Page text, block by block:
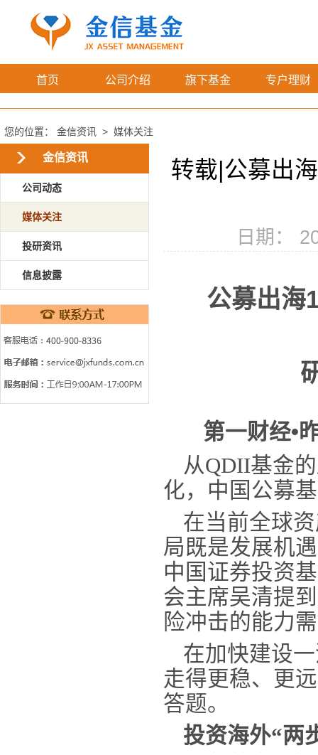
首页 公司介绍 旗下基金 专户理财
您的位置： 金信资讯 > 媒体关注
金信资讯
公司动态
媒体关注
投研资讯
信息披露
转载|公募出
日期：
公募出海
第一财经•
从QDII基金
化，中国公募
在当前全球
局既是发展机
中国证券投资
会主席吴清提
险冲击的能力
在加快建设
走得更稳、更
答题。
投资海外“两